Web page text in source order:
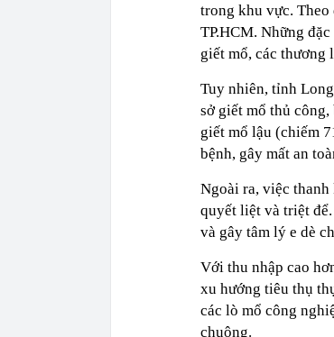
trong khu vực. Theo
TP.HCM. Những
giết mổ, các thương
Tuy nhiên, tỉnh
sở giết mổ thủ
giết mổ lậu (chiếm
bệnh, gây mất an
Ngoài ra, việc
quyết liệt và triệt
và gây tâm lý e dè
Với thu nhập cao
xu hướng tiêu thụ
các lò mổ công
chuộng.